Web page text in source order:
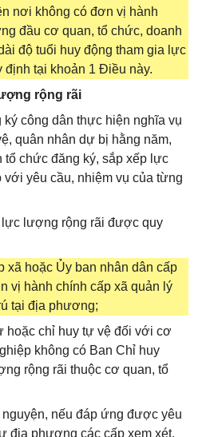
nơi không có đơn vị hành
đầu cơ quan, tổ chức, doanh
độ tuổi huy động tham gia lực
định tại khoản 1 Điều này.
rộng rãi
ký công dân thực hiện nghĩa vụ
quân nhân dự bị hằng năm,
tổ chức đăng ký, sắp xếp lực
yêu cầu, nhiệm vụ của từng
lực lượng rộng rãi được quy
xã hoặc Ủy ban nhân dân cấp
vị hành chính cấp xã quản lý
tại địa phương;
hoặc chỉ huy tự vệ đối với cơ
không có Ban Chỉ huy
rộng rãi thuộc cơ quan, tổ
nếu đáp ứng được yêu
địa phương các cấp xem xét,